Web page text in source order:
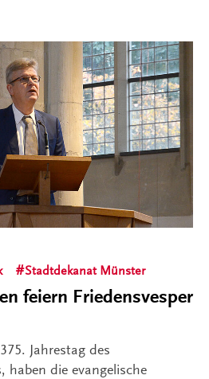
Stadtdekanat Münster
feiern Friedensvesper
Jahrestag des
haben die evangelische